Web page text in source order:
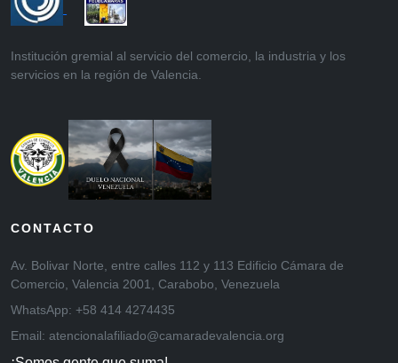
Institución gremial al servicio del comercio, la industria y los
servicios en la región de Valencia.
CONTACTO
Av. Bolivar Norte, entre calles 112 y 113 Edificio Cámara de
Comercio, Valencia 2001, Carabobo, Venezuela
WhatsApp: +58 414 4274435
Email: atencionalafiliado@camaradevalencia.org